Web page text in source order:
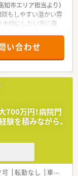
会発表チームを立ち
からの要望などを議
売等を通して地域貢
・分包機（円盤）・
チ、ピッキング鑑査
望されている方
方
経験していきたい方
わせ下さい。
知市エリア担当より）
もしやすい温かい雰
大切にしたい方に最
を中心に内科や皮膚
ています。
度で、地域に密着し
す。
システムが自動で
ます。
できる体制を整え
います。
いませんので、周囲
ます。
薬指導を大切にでき
い合わせ
700万円！病院門
験を積みながら、
可 転勤なし 車通勤可